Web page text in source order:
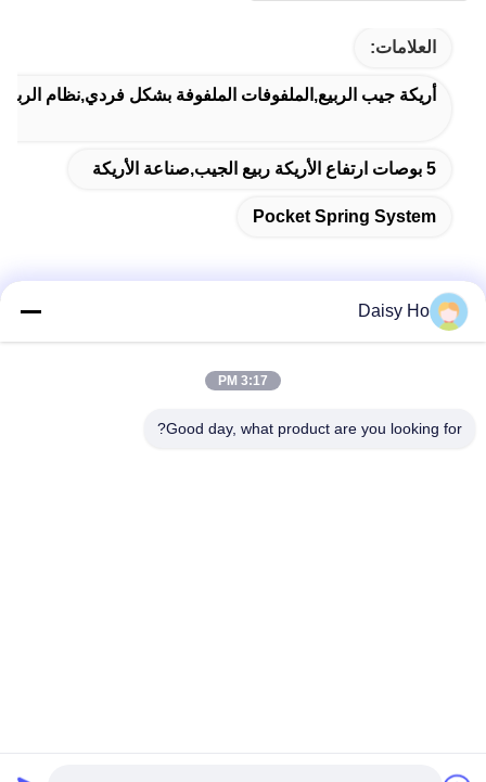
العلامات:
أريكة جيب الربيع,الملفوفات الملفوفة بشكل فردي,نظام الربيع
5 بوصات ارتفاع الأريكة ربيع الجيب,صناعة الأريكة
Pocket Spring System
منطقة فوان الصناعية، مقاطعة غومينغ، مدينة فوشان، قوانغدونغ،
Daisy Ho
3:17 PM
Good day, what product are you looking for?